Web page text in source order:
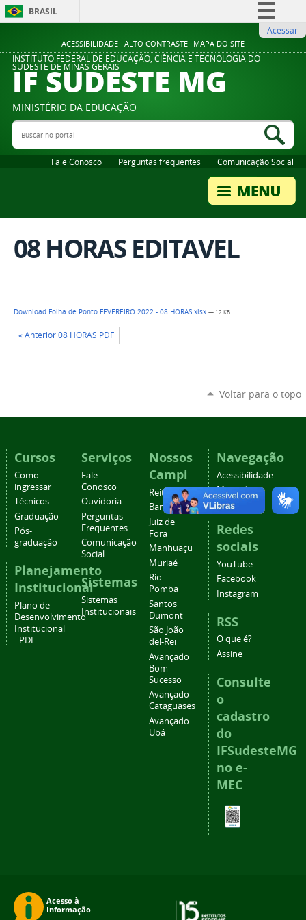
ACESSIBILIDADE ALTO CONTRASTE MAPA DO SITE
BRASIL
Comunica BR
Participe
Legislação
Acessar
INSTITUTO FEDERAL DE EDUCAÇÃO, CIÊNCIA E TECNOLOGIA DO
SUDESTE DE MINAS GERAIS
IF SUDESTE MG
MINISTÉRIO DA EDUCAÇÃO
Buscar no portal
Fale Conosco Perguntas frequentes Comunicação Social
08 HORAS EDITAVEL
Download Folha de Ponto FEVEREIRO 2022 - 08 HORAS.xlsx — 12 KB
« Anterior 08 HORAS PDF
Voltar para o topo
Cursos
Como
ingressar
Técnicos
Graduação
Pós-
graduação
Planejamento
Institucional
Plano de
Desenvolvimento
Institucional
- PDI
Serviços
Fale
Conosco
Ouvidoria
Perguntas
Frequentes
Comunicação
Social
Sistemas
Sistemas
Institucionais
Nossos
Campi
Reitoria
Barbacena
Juiz de
Fora
Manhuaçu
Muriaé
Rio
Pomba
Santos
Dumont
São João
del-Rei
Avançado
Bom
Sucesso
Avançado
Cataguases
Avançado
Ubá
Navegação
Acessibilidade
Mapa do
site
Redes
sociais
YouTube
Facebook
Instagram
RSS
O que é?
Assine
Consulte
o
cadastro
do
IFSudesteMG
no e-
MEC